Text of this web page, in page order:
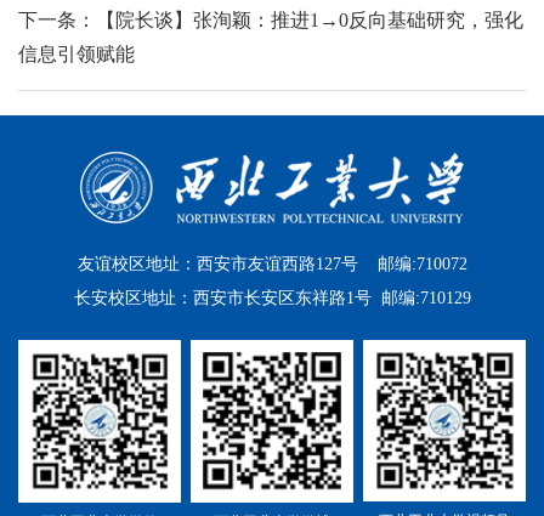
下一条：【院长谈】张洵颖：推进1→0反向基础研究，强化
信息引领赋能
友谊校区地址：西安市友谊西路127号 邮编:710072
长安校区地址：西安市长安区东祥路1号 邮编:710129